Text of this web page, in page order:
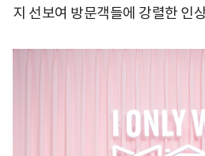
지 선보여 방문객들에 강렬한 인